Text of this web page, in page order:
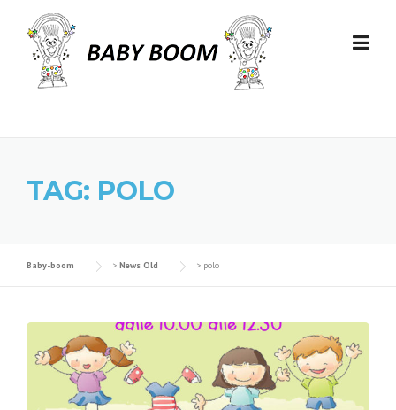
Skip to content
TAG: POLO
Baby-boom > News Old > polo